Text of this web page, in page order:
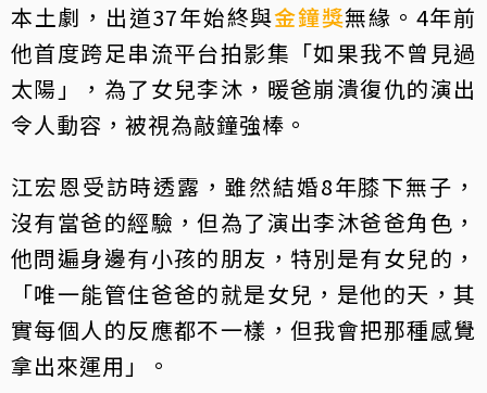
本土劇，出道37年始終與金鐘獎無緣。4年前
他首度跨足串流平台拍影集「如果我不曾見過
太陽」，為了女兒李沐，暖爸崩潰復仇的演出
令人動容，被視為敲鐘強棒。
江宏恩受訪時透露，雖然結婚8年膝下無子，
沒有當爸的經驗，但為了演出李沐爸爸角色，
他問遍身邊有小孩的朋友，特別是有女兒的，
「唯一能管住爸爸的就是女兒，是他的天，其
實每個人的反應都不一樣，但我會把那種感覺
拿出來運用」。